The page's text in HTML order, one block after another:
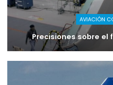
AVIACIÓN
Precisiones sobre el